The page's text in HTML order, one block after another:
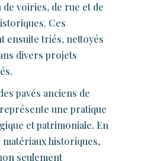
voiries, de rue et de
Ces
ensuite triés, nettoyés
divers projets
pavés anciens de
une pratique
et patrimoniale. En
historiques,
seulement